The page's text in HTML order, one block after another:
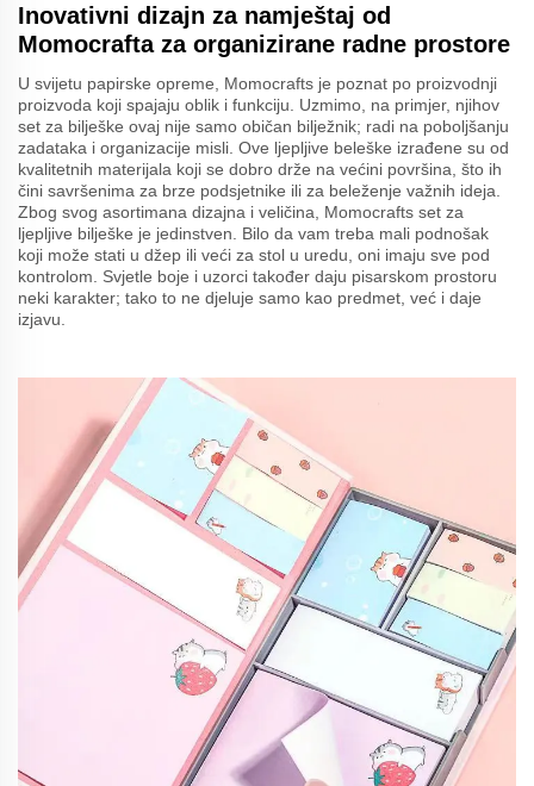
Inovativni dizajn za namještaj od
Momocrafta za organizirane radne prostore
U svijetu papirske opreme, Momocrafts je poznat po proizvodnji
proizvoda koji spajaju oblik i funkciju. Uzmimo, na primjer, njihov
set za bilješke ovaj nije samo običan bilježnik; radi na poboljšanju
zadataka i organizacije misli. Ove ljepljive beleške izrađene su od
kvalitetnih materijala koji se dobro drže na većini površina, što ih
čini savršenima za brze podsjetnike ili za beleženje važnih ideja.
Zbog svog asortimana dizajna i veličina, Momocrafts set za
ljepljive bilješke je jedinstven. Bilo da vam treba mali podnošak
koji može stati u džep ili veći za stol u uredu, oni imaju sve pod
kontrolom. Svjetle boje i uzorci također daju pisarskom prostoru
neki karakter; tako to ne djeluje samo kao predmet, već i daje
izjavu.